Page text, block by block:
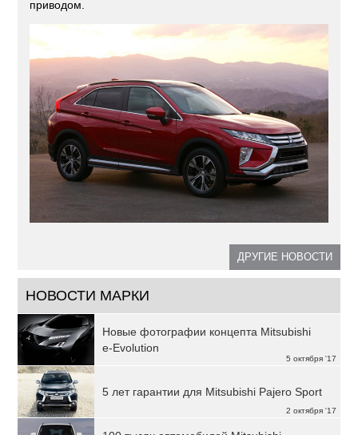
приводом.
ДРУГИЕ НОВОСТИ
НОВОСТИ МАРКИ
5 октября '17
Новые фотографии концепта Mitsubishi
e-Evolution
2 октября '17
5 лет гарантии для Mitsubishi Pajero Sport